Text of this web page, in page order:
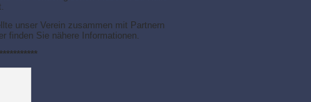
unser Verein zusammen mit Partnern
finden Sie nähere Informationen.